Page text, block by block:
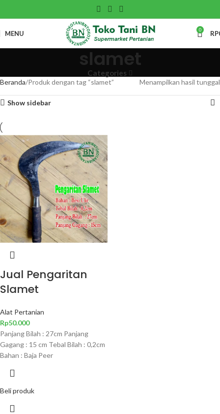
MENU 0 RP
slamet
Categories
Beranda Produk dengan tag “slamet” Menampilkan hasil tunggal
Show sidebar
Jual Pengaritan
Slamet
Alat Pertanian
Rp50.000
Panjang Bilah : 27cm Panjang
Gagang : 15 cm Tebal Bilah : 0,2cm
Bahan : Baja Peer
Beli produk